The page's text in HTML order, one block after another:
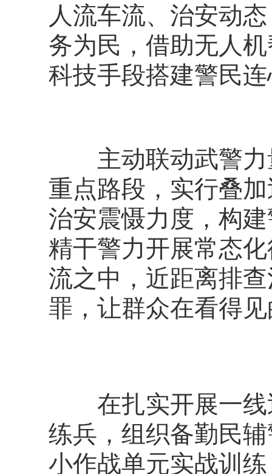
人流车流、治安动
务为民，借助无人
科技手段搭建警民
主动联动武警力
重点路段，实行叠
治安震慑力度，构
精干警力开展常态
流之中，近距离排
罪，让群众在看得
在扎实开展一线
练兵，组织备勤民
小作战单元实战训